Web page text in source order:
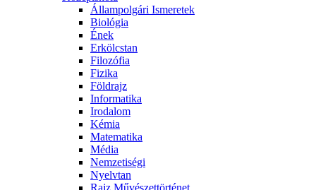
Állampolgári Ismeretek
Biológia
Ének
Erkölcstan
Filozófia
Fizika
Földrajz
Informatika
Irodalom
Kémia
Matematika
Média
Nemzetiségi
Nyelvtan
Rajz Művészettörténet